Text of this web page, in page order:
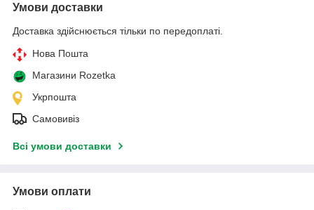
Умови доставки
Доставка здійснюється тільки по передоплаті.
Нова Пошта
Магазини Rozetka
Укрпошта
Самовивіз
Всі умови доставки
Умови оплати